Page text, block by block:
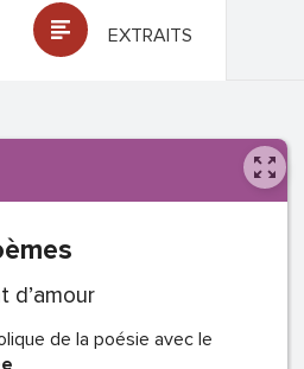
EXTRAITS
d’amour
de la poésie avec le